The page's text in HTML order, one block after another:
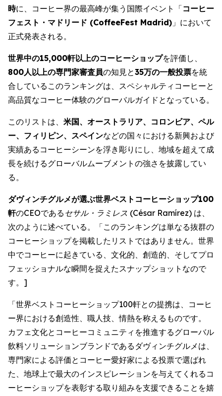
時に、コーヒー界の最高峰が集う国際イベント「コーヒー
フェスト・マドリード (CoffeeFest Madrid) 」において
正式発表される。
世界中の15,000軒以上のコーヒーショップを評価し、
800人以上の専門家審査員の知見と35万の一般投票を統
合しているこのランキングは、スペシャルティコーヒーと
高品質なコーヒー体験のグローバルガイドとなっている。
このリストは、 米国、オーストラリア、コロンビア、ペル
ー、フィリピン、スペインなどの国々における新興および
実績あるコーヒーシーンを浮き彫りにし、地域を超えて成
長を続けるグローバルムーブメントの強さを披露してい
る。
ダヴィンチグルメが選ぶ世界ベストコーヒーショップ100
軒のCEOである セサル・ラミレス (César Ramírez) は、
次のように述べている。「このランキングは単なる抜群の
コーヒーショップを掲載したリストではありません。世界
中でコーヒーに起きている、文化的、創造的、そしてプロ
フェッショナルな瞬間を捉えたスナップショットなので
す。]
「世界ベストコーヒーショップ100軒との提携は、コーヒ
ー界における創造性、職人技、情熱を称えるものです。
カフェ文化とコーヒーコミュニティを推進するグローバル
飲料ソリューションブランドであるダヴィンチグルメは、
専門家による評価とコーヒー愛好家による投票で選ばれ
た、地球上で最大のインスピレーションを与えてくれるコ
ーヒーショップを表彰する取り組みを支援できることを嬉